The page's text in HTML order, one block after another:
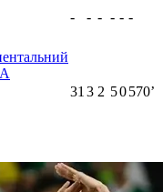
- - - - - -
31 3 2 50570ʼ